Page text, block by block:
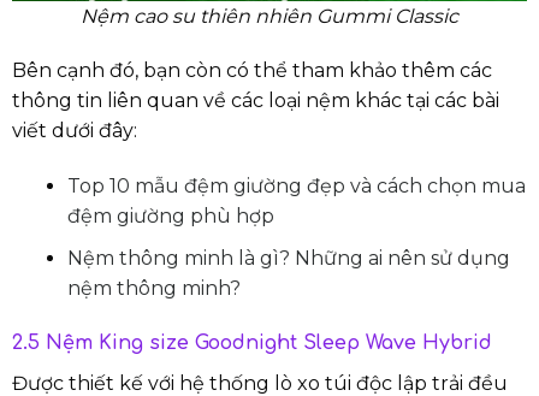
Nệm cao su thiên nhiên Gummi Classic
Bên cạnh đó, bạn còn có thể tham khảo thêm các
thông tin liên quan về các loại nệm khác tại các bài
viết dưới đây:
Top 10 mẫu đệm giường đẹp và cách chọn mua
đệm giường phù hợp
Nệm thông minh là gì? Những ai nên sử dụng
nệm thông minh?
2.5 Nệm King size Goodnight Sleep Wave Hybrid
Được thiết kế với hệ thống lò xo túi độc lập trải đều